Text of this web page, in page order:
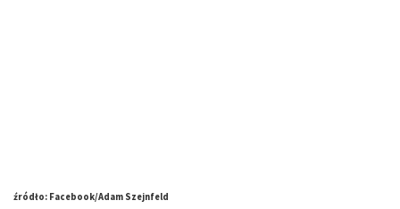
źródło: Facebook/Adam Szejnfeld